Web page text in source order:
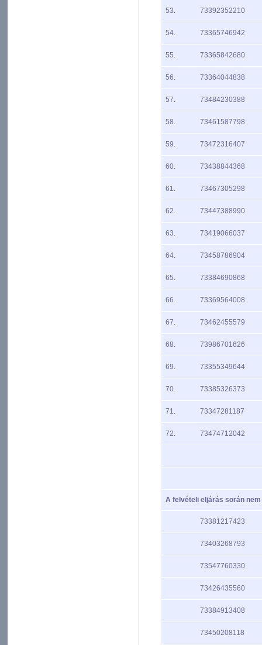
53. 73392352210
54. 73365746942
55. 73365842680
56. 73364044838
57. 73484230388
58. 73461587798
59. 73472316407
60. 73438844368
61. 73467305298
62. 73447388990
63. 73419066037
64. 73458786904
65. 73384690868
66. 73369564008
67. 73462455579
68. 73986701626
69. 73355349644
70. 73385326373
71. 73347281187
72. 73474712042
A felvételi eljárás során
73381217423
73403268793
73547760330
73426435560
73384913408
73450208118